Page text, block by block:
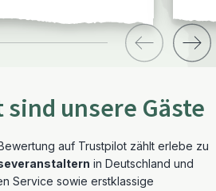
unsere Gäste
auf Trustpilot zählt erlebe zu
in Deutschland und
Service sowie erstklassige